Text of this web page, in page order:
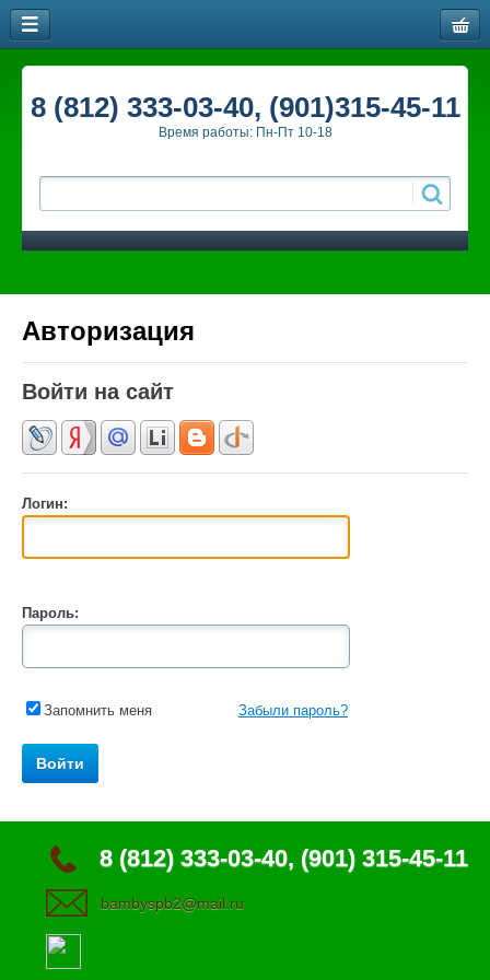
8 (812) 333-03-40, (901)315-45-11
Время работы: Пн-Пт 10-18
Авторизация
Войти на сайт
Логин:
Пароль:
Запомнить меня Забыли пароль?
8 (812) 333-03-40, (901) 315-45-11
bambyspb2@mail.ru